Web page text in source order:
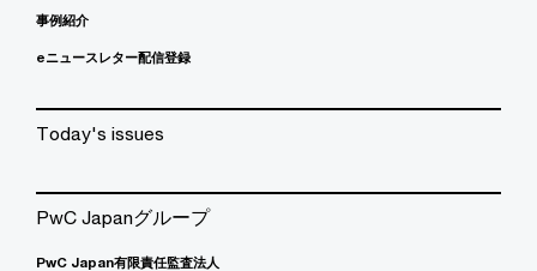
事例紹介
eニュースレター配信登録
Today's issues
PwC Japanグループ
PwC Japan有限責任監査法人